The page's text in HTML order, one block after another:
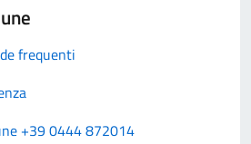
frequenti
+39 0444 872014